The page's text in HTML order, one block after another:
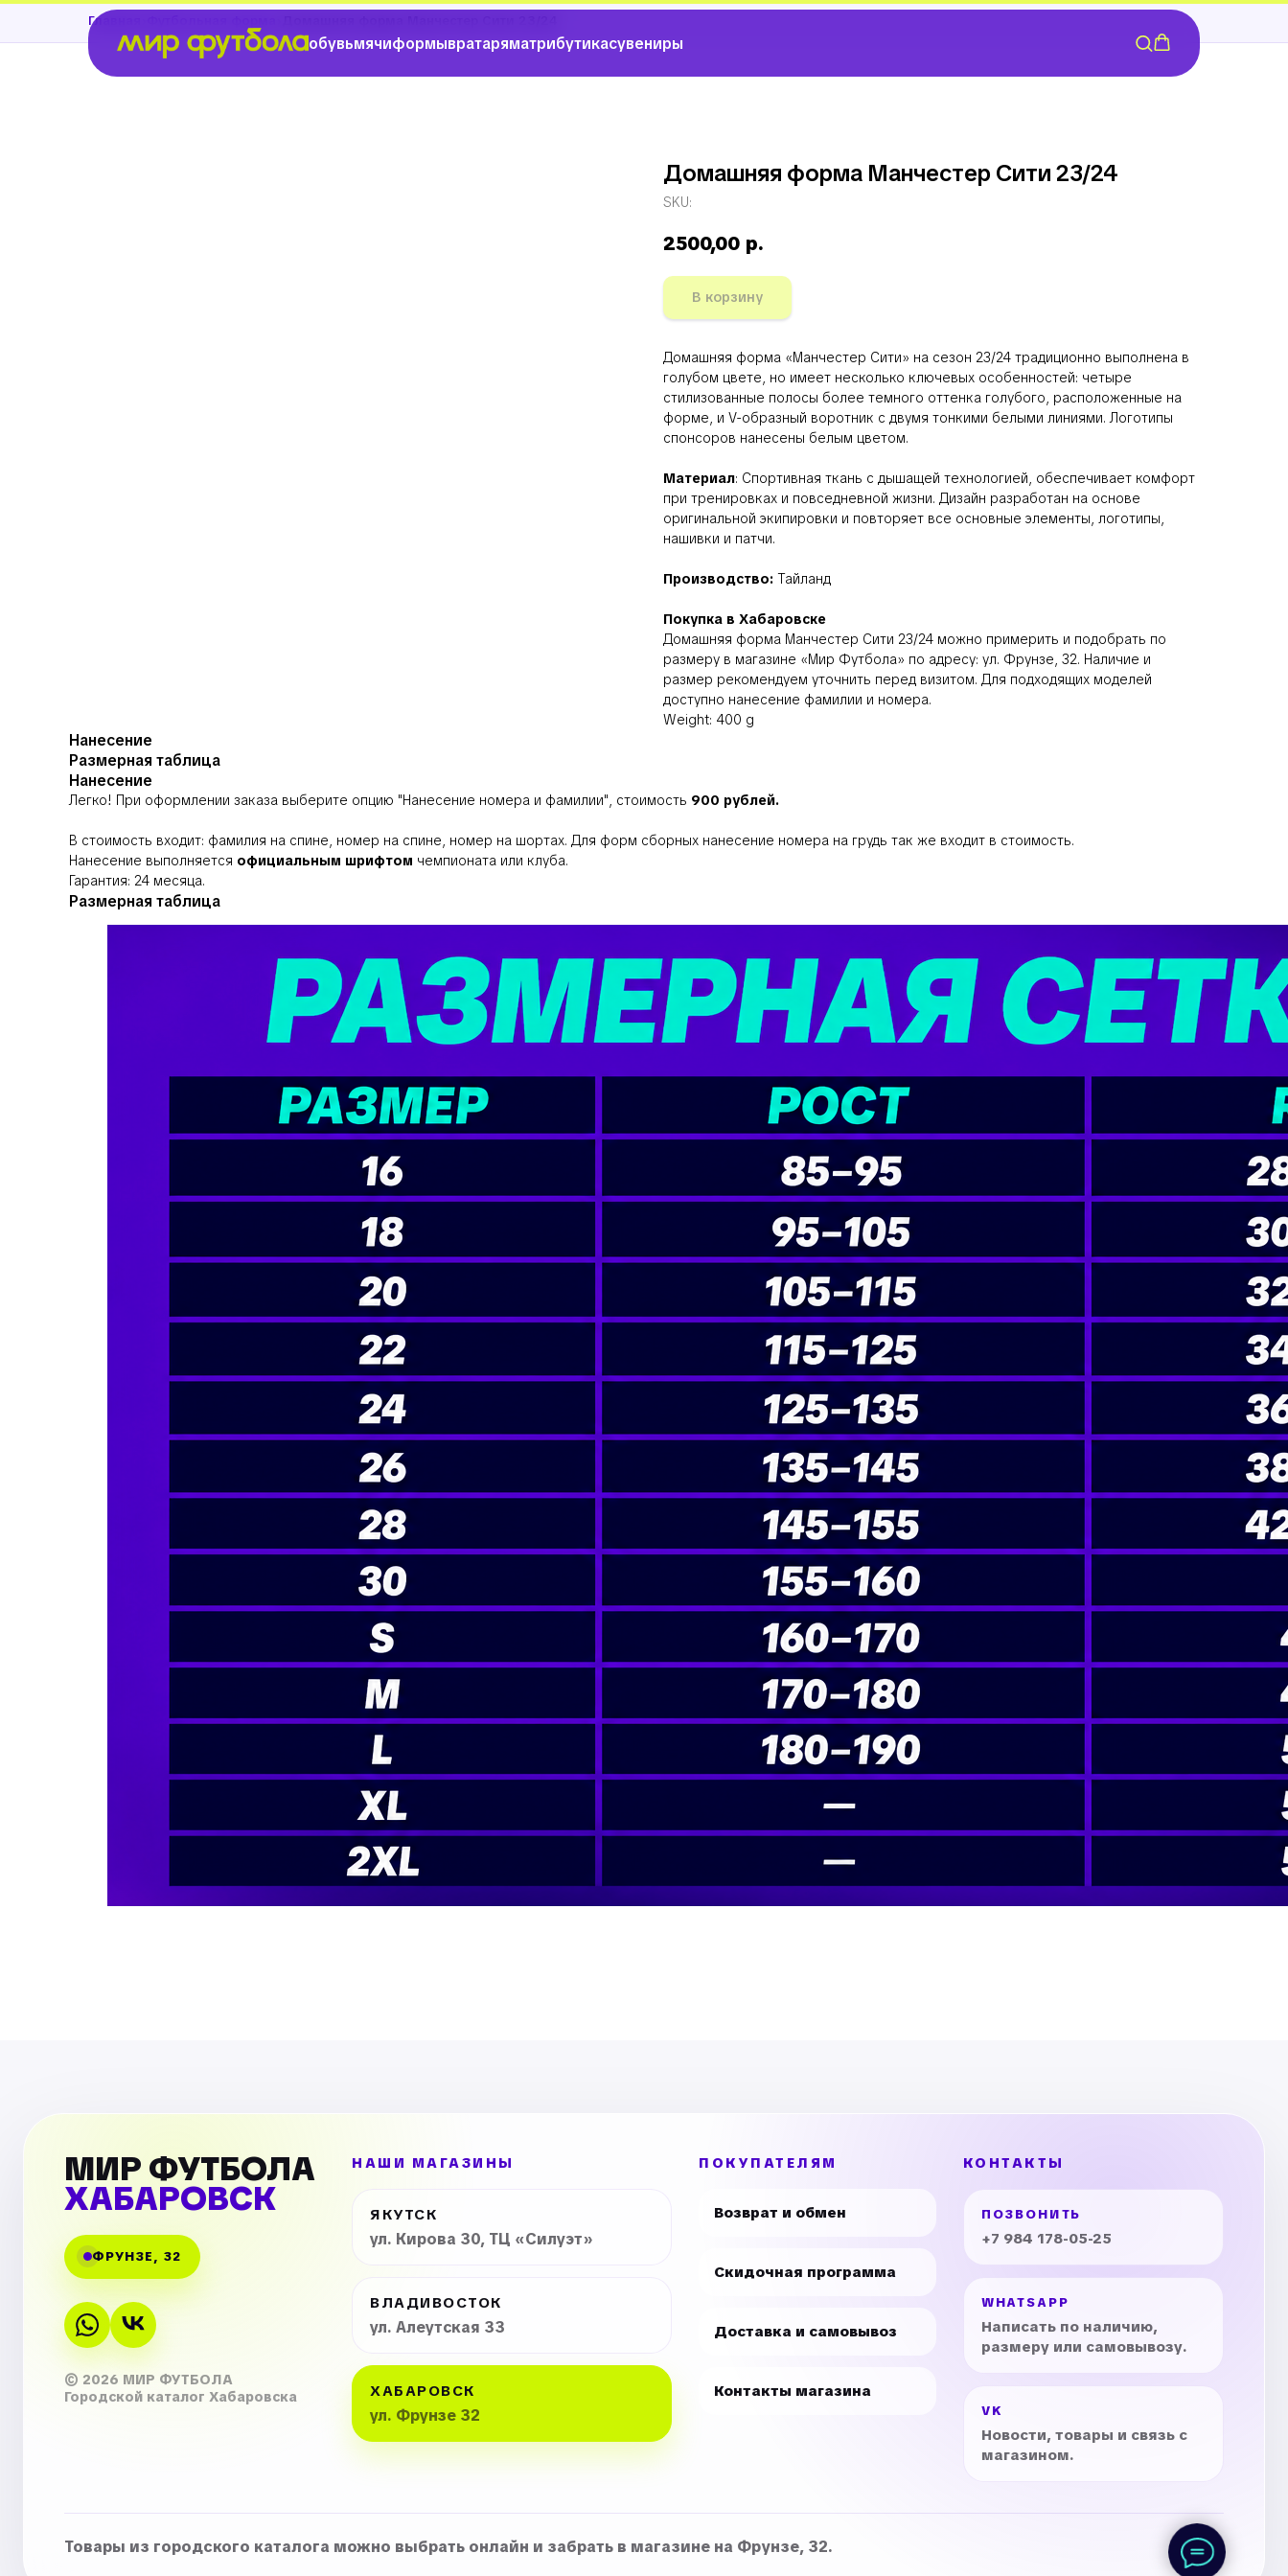
обувьмячиформывратаряматрибутикасувениры
Главная
Домашняя форма Манчестер Сити 23/24
SKU:
2500,00 р.
В корзину
Домашняя форма «Манчестер Сити» на сезон 23/24 традиционно выполнена в
голубом цвете, но имеет несколько ключевых особенностей: четыре
стилизованные полосы более темного оттенка голубого, расположенные на
форме, и V-образный воротник с двумя тонкими белыми линиями. Логотипы
спонсоров нанесены белым цветом.
Материал: Спортивная ткань с дышащей технологией, обеспечивает комфорт
при тренировках и повседневной жизни. Дизайн разработан на основе
оригинальной экипировки и повторяет все основные элементы, логотипы,
нашивки и патчи.
Производство: Тайланд
Покупка в Хабаровске
Домашняя форма Манчестер Сити 23/24 можно примерить и подобрать по
размеру в магазине «Мир Футбола» по адресу: ул. Фрунзе, 32. Наличие и
размер рекомендуем уточнить перед визитом. Для подходящих моделей
доступно нанесение фамилии и номера.
Weight: 400 g
Нанесение
Размерная таблица
Нанесение
Легко! При оформлении заказа выберите опцию "Нанесение номера и фамилии", стоимость 900 рублей.
В стоимость входит: фамилия на спине, номер на спине, номер на шортах. Для форм сборных нанесение номера на грудь так же входит в стоимость.
Нанесение выполняется официальным шрифтом чемпионата или клуба.
Гарантия: 24 месяца.
Размерная таблица
МИР ФУТБОЛА
ХАБАРОВСК
ФРУНЗЕ, 32
© 2026 МИР ФУТБОЛА
Городской каталог Хабаровска
НАШИ МАГАЗИНЫ
ЯКУТСК
ул. Кирова 30, ТЦ «Силуэт»
ВЛАДИВОСТОК
ул. Алеутская 33
ХАБАРОВСК
ул. Фрунзе 32
ПОКУПАТЕЛЯМ
Возврат и обмен
Скидочная программа
Доставка и самовывоз
Контакты магазина
КОНТАКТЫ
ПОЗВОНИТЬ
+7 984 178-05-25
WHATSAPP
Написать по наличию,
размеру или самовывозу.
VK
Новости, товары и связь с
магазином.
Товары из городского каталога можно выбрать онлайн и забрать в магазине на Фрунзе, 32.